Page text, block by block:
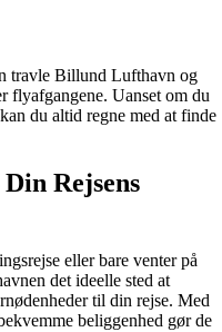
travle Billund Lufthavn og
flyafgangene. Uanset om du
du altid regne med at finde
Rejsens
eller bare venter på
det ideelle sted at
til din rejse. Med
beliggenhed gør de